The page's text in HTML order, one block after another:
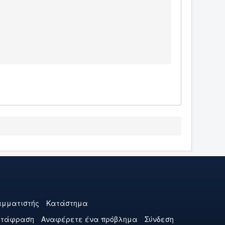
Κατάστημα
Αναφέρετε ένα πρόβλημα Σύνδεση